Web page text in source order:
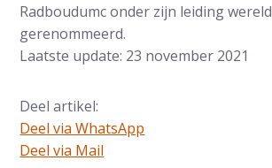
Radboudumc onder zijn leiding
gerenommeerd.
Laatste update: 23 november 2021
Deel artikel:
Deel via WhatsApp
Deel dit via Whatsapp
Deel via Mail